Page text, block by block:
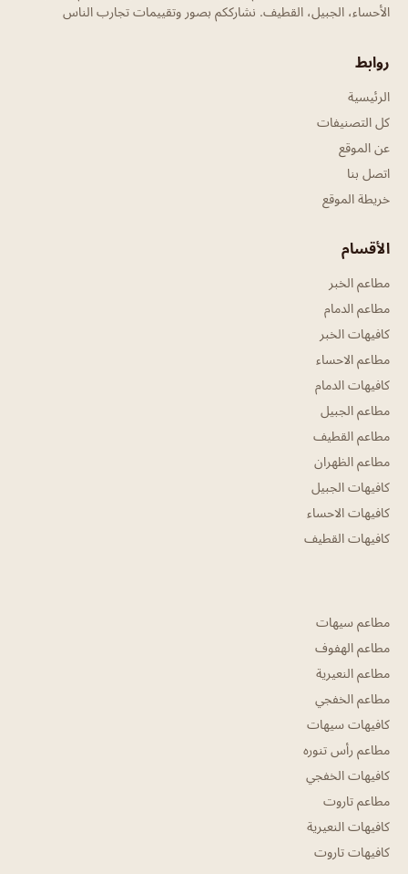
الأحساء، الجبيل، القطيف. نشارككم بصور وتقييمات تجارب الناس
روابط
الرئيسية
كل التصنيفات
عن الموقع
اتصل بنا
خريطة الموقع
الأقسام
مطاعم الخبر
مطاعم الدمام
كافيهات الخبر
مطاعم الاحساء
كافيهات الدمام
مطاعم الجبيل
مطاعم القطيف
مطاعم الظهران
كافيهات الجبيل
كافيهات الاحساء
كافيهات القطيف
مطاعم سيهات
مطاعم الهفوف
مطاعم النعيرية
مطاعم الخفجي
كافيهات سيهات
مطاعم رأس تنوره
كافيهات الخفجي
مطاعم تاروت
كافيهات النعيرية
كافيهات تاروت